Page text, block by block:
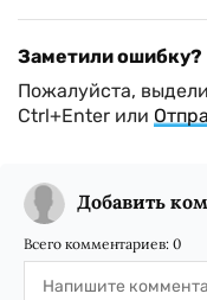
Заметили ошибку?
Пожалуйста,
Ctrl+Enter или
Добавить
Всего комментариев: 0